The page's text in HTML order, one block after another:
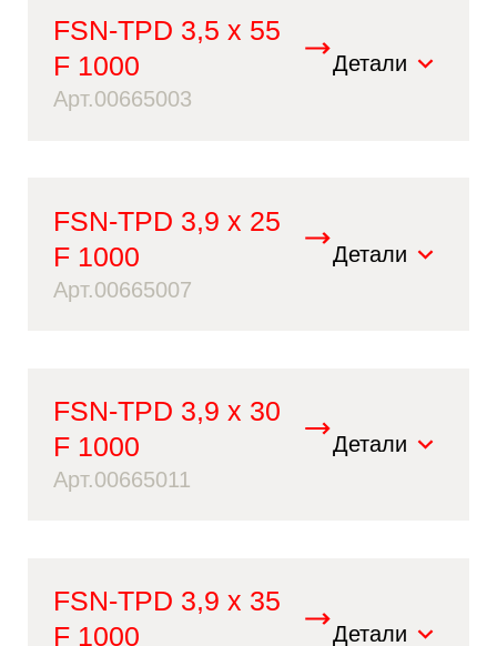
FSN-TPD 3,5 x 55
F 1000
Арт.00665003
Детали
FSN-TPD 3,9 x 25
F 1000
Арт.00665007
Детали
FSN-TPD 3,9 x 30
F 1000
Арт.00665011
Детали
FSN-TPD 3,9 x 35
F 1000
Детали